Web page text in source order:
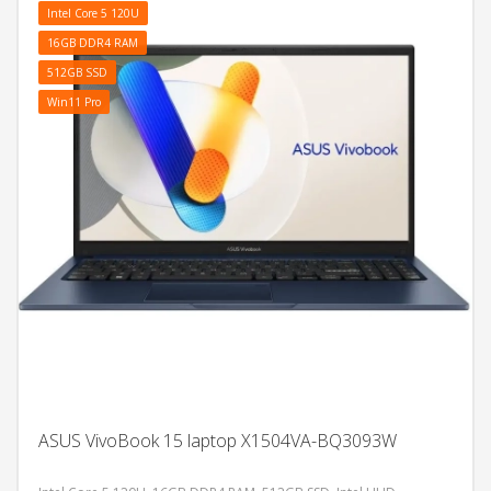
Intel Core 5 120U
16GB DDR4 RAM
512GB SSD
Win11 Pro
ASUS VivoBook 15 laptop X1504VA-BQ3093W